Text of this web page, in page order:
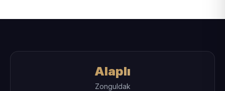
Alaplı
Zonguldak